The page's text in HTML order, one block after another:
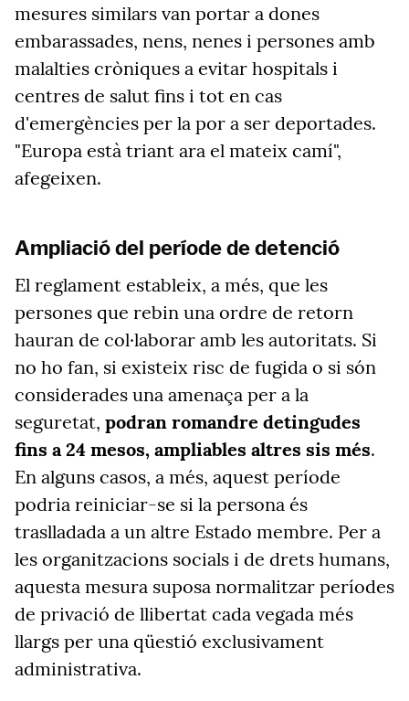
mesures similars van portar a dones
embarassades, nens, nenes i persones amb
malalties cròniques a evitar hospitals i
centres de salut fins i tot en cas
d'emergències per la por a ser deportades.
"Europa està triant ara el mateix camí",
afegeixen.
Ampliació del període de detenció
El reglament estableix, a més, que les
persones que rebin una ordre de retorn
hauran de col·laborar amb les autoritats. Si
no ho fan, si existeix risc de fugida o si són
considerades una amenaça per a la
seguretat, podran romandre detingudes
fins a 24 mesos, ampliables altres sis més.
En alguns casos, a més, aquest període
podria reiniciar-se si la persona és
traslladada a un altre Estado membre. Per a
les organitzacions socials i de drets humans,
aquesta mesura suposa normalitzar períodes
de privació de llibertat cada vegada més
llargs per una qüestió exclusivament
administrativa.